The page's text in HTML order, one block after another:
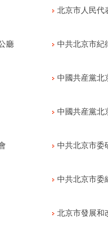
北京市人民代
廳 中共北京市紀
中國共産黨北
中國共産黨北
中共北京市委
中共北京市委
北京市發展和